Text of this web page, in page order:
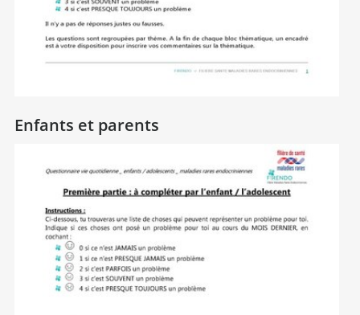
Enfants et parents